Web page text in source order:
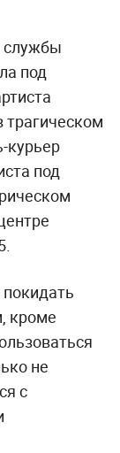
службы
под
курьер
под
кроме
не
с